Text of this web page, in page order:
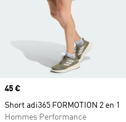
Prix
45 €
Short adi365 FORMOTION 2 en 1
Hommes Performance